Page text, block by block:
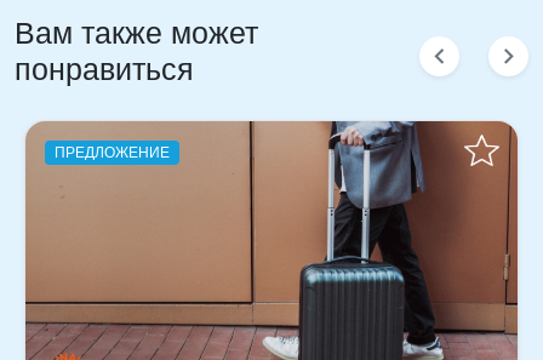
Вам также может
понравиться
chevron_left chevron_right
ПРЕДЛОЖЕНИЕ